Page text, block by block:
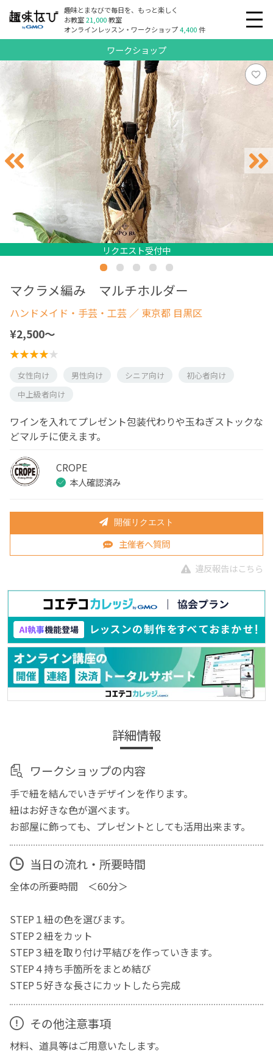
趣味とまなびで毎日を、もっと楽しく
お教室21,000教室
オンラインレッスン・ワークショップ4,400件
ワークショップ
リクエスト受付中
リクエスト受付中
リクエスト受付中
リクエスト受付中
リクエスト受付中
リクエスト受付中
マクラメ編み マルチホルダー
ハンドメイド・手芸・工芸 ／ 東京都 目黒区
¥2,500〜
女性向け 男性向け シニア向け
初心者向け
中上級者向け
ワインを入れてプレゼント包装代わりや玉ねぎストックな
どマルチに使えます。
CROPE
本人確認済み
開催リクエスト
主催者へ質問
違反報告はこちら
詳細情報
ワークショップの内容
手で紐を結んでいきデザインを作ります。
紐はお好きな色が選べます。
お部屋に飾っても、プレゼントとしても活用出来ます。
当日の流れ・所要時間
全体の所要時間 ＜60分＞
STEP１紐の色を選びます。
STEP２紐をカット
STEP３紐を取り付け平結びを作っていきます。
STEP４持ち手箇所をまとめ結び
STEP５好きな長さにカットしたら完成
その他注意事項
材料、道具等はご用意いたします。